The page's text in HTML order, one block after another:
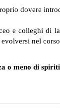
dovere
e colleghi di
nel
o meno di